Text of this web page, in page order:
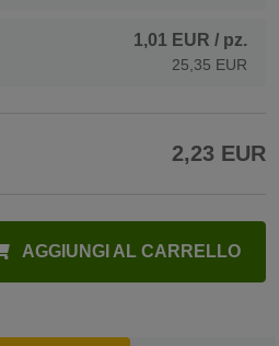
1,01 EUR / pz.
25,35 EUR
2,23 EUR
AGGIUNGI AL CARRELLO